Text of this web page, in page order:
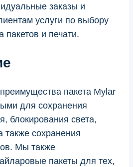
заказы и
услуги по выбору
и печати.
пакета Mylar
для сохранения
блокирования света,
также сохранения
Мы также
пакеты для тех,